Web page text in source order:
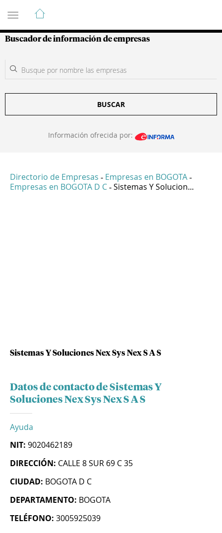
Guía de Empresas Colombianas
Buscador de información de empresas
BUSCAR
Información ofrecida por:
Directorio de Empresas - Empresas en BOGOTA -
Empresas en BOGOTA D C - Sistemas Y Solucion...
Sistemas Y Soluciones Nex Sys Nex S A S
Datos de contacto de Sistemas Y
Soluciones Nex Sys Nex S A S
Ayuda
NIT: 9020462189
DIRECCIÓN: CALLE 8 SUR 69 C 35
CIUDAD: BOGOTA D C
DEPARTAMENTO: BOGOTA
TELÉFONO: 3005925039